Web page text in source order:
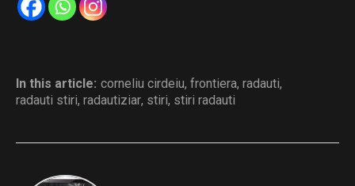
In this article: corneliu cirdeiu, frontiera, radauti,
radauti stiri, radautiziar, stiri, stiri radauti